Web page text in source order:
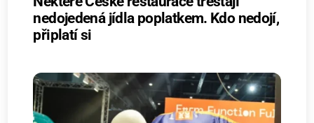
nedojedená jídla poplatkem. Kdo nedojí,
připlatí si